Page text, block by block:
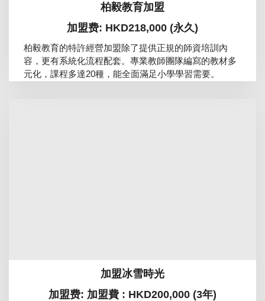
柏毅教育加盟
加盟费: HKD218,000 (永久)
柏毅教育的特許經營加盟除了提供正規的師資培訓內
容，更有系統化流程配套。專業教師團隊編寫的教材多
元化，課程多達20種，能全面滿足小學學習需要。
加盟冰雪時光
加盟费: 加盟費 : HKD200,000 (3年)